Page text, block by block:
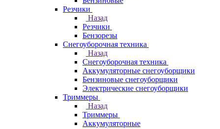
Резчики
Назад
Резчики
Бензорезы
Снегоуборочная техника
Назад
Снегоуборочная техника
Аккумуляторные снегоуборщики
Бензиновые снегоуборщики
Электрические снегоуборщики
Триммеры
Назад
Триммеры
Аккумуляторные